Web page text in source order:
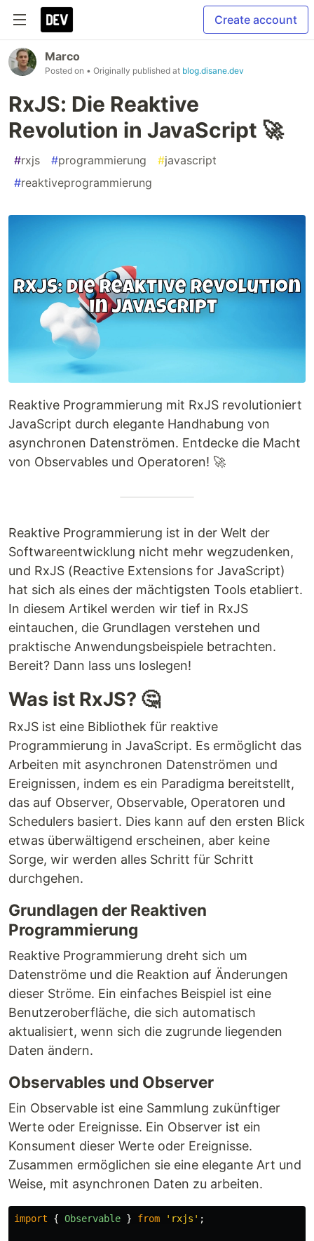
Create account
Marco
Posted on • Originally published at blog.disane.dev
RxJS: Die Reaktive
Revolution in JavaScript 🚀
#rxjs #programmierung #javascript
#reaktiveprogrammierung
Reaktive Programmierung mit RxJS revolutioniert
JavaScript durch elegante Handhabung von
asynchronen Datenströmen. Entdecke die Macht
von Observables und Operatoren! 🚀
Reaktive Programmierung ist in der Welt der
Softwareentwicklung nicht mehr wegzudenken,
und RxJS (Reactive Extensions for JavaScript)
hat sich als eines der mächtigsten Tools etabliert.
In diesem Artikel werden wir tief in RxJS
eintauchen, die Grundlagen verstehen und
praktische Anwendungsbeispiele betrachten.
Bereit? Dann lass uns loslegen!
Was ist RxJS? 🤔
RxJS ist eine Bibliothek für reaktive
Programmierung in JavaScript. Es ermöglicht das
Arbeiten mit asynchronen Datenströmen und
Ereignissen, indem es ein Paradigma bereitstellt,
das auf Observer, Observable, Operatoren und
Schedulers basiert. Dies kann auf den ersten Blick
etwas überwältigend erscheinen, aber keine
Sorge, wir werden alles Schritt für Schritt
durchgehen.
Grundlagen der Reaktiven
Programmierung
Reaktive Programmierung dreht sich um
Datenströme und die Reaktion auf Änderungen
dieser Ströme. Ein einfaches Beispiel ist eine
Benutzeroberfläche, die sich automatisch
aktualisiert, wenn sich die zugrunde liegenden
Daten ändern.
Observables und Observer
Ein Observable ist eine Sammlung zukünftiger
Werte oder Ereignisse. Ein Observer ist ein
Konsument dieser Werte oder Ereignisse.
Zusammen ermöglichen sie eine elegante Art und
Weise, mit asynchronen Daten zu arbeiten.
import { Observable } from ' rxjs ' ;